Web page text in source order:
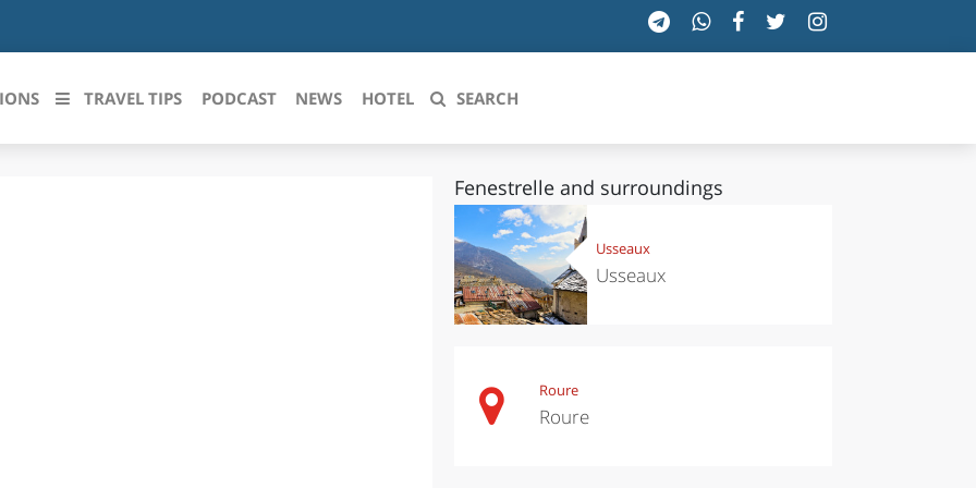
SICILIA
TOSCANA
TRENTINO-ALTO ADIGE
VALLE D'AOSTA
TRAVEL TIPS PODCAST NEWS HOTEL SEARCH
Fenestrelle and surroundings
Usseaux
Usseaux
Roure
Roure